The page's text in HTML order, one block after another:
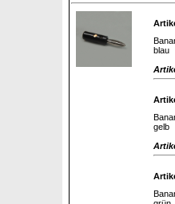
blau
gelb